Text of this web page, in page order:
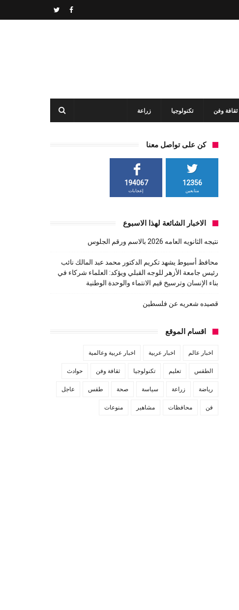
ثقافة وفن تكنولوجيا زراعة
كن على تواصل معنا
12356
متابعين
194067
إعجابات
الاخبار الشائعة لهذا الاسبوع
نتيجه الثانويه العامه 2026 بالاسم ورقم الجلوس
محافظ أسيوط يشهد تكريم الدكتور محمد عبد المالك نائب
رئيس جامعة الأزهر للوجه القبلي ويؤكد: العلماء شركاء في
بناء الإنسان وترسيخ قيم الانتماء والوحدة الوطنية
قصيده شعريه عن فلسطين
اقسام الموقع
اخبار عالم اخبار عربية اخبار عربية وعالمية
الطقس تعليم تكنولوجيا ثقافة وفن حوادث
رياضة زراعة سياسة صحة طقس عاجل
فن محافظات مشاهير منوعات